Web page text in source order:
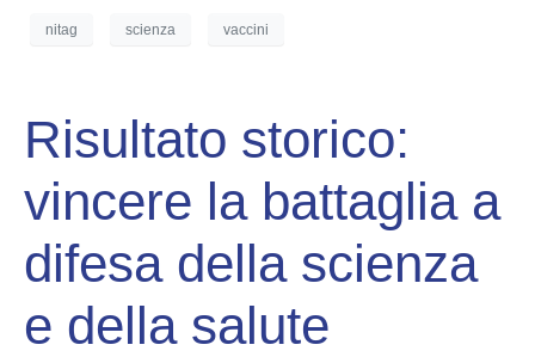
nitag scienza vaccini
Risultato storico:
vincere la battaglia a
difesa della scienza
e della salute